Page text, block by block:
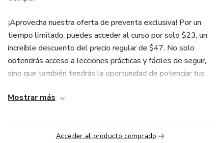
¡Aprovecha nuestra oferta de preventa exclusiva! Por un
tiempo limitado, puedes acceder al curso por solo $23, un
increíble descuento del precio regular de $47. No solo
obtendrás acceso a lecciones prácticas y fáciles de seguir,
sino que también tendrás la oportunidad de potenciar tus
Halloween.
¡No dejes pasar esta oportunidad! Conviértete en un
experto en maquillaje de Halloween y ofrece a tus
Mostrar más
Acceder al producto comprado